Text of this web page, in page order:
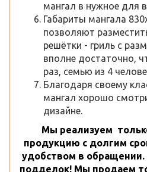
мангал в нужное для
Габариты мангала
позволяют
решётки - гриль с
вполне достаточно,
раз, семью из 4
Благодаря своему
мангал хорошо
дизайне.
Мы реализуем
продукцию с долгим
удобством в
подделок! Мы продаем